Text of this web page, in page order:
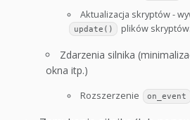
Aktualizacja skryptów -
update() plików skryptów.
Zdarzenia silnika
okna itp.)
Rozszerzenie on_event